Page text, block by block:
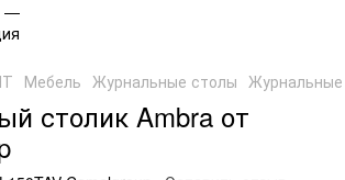
Мебель Журнальные столы
столик Ambra от